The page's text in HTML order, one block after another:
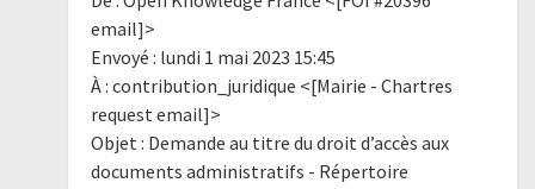
email]>
Envoyé : lundi 1 mai 2023 15:45
À : contribution_juridique <[Mairie - Chartres
request email]>
Objet : Demande au titre du droit d’accès aux
documents administratifs - Répertoire